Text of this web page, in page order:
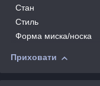
Стан
Стиль
Форма миска/носка
Приховати